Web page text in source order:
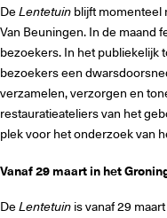
DeLentetuin blijft momenteel
Van Beuningen. In de maand
bezoekers. In het publiekelijk
bezoekers een
verzamelen, verzorgen en
restauratieateliers van het
plek voor het onderzoek van
Vanaf 29 maart in het
DeLentetuin is vanaf 29